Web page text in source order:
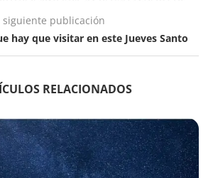
siguiente publicación
hay que visitar en este Jueves Santo
RELACIONADOS